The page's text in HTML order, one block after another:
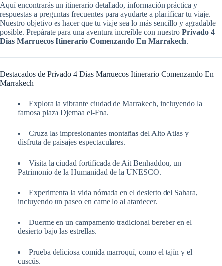
Aquí encontrarás un itinerario detallado, información práctica y
respuestas a preguntas frecuentes para ayudarte a planificar tu viaje.
Nuestro objetivo es hacer que tu viaje sea lo más sencillo y agradable
posible. Prepárate para una aventura increíble con nuestro Privado 4
Dias Marruecos Itinerario Comenzando En Marrakech.
Destacados de Privado 4 Dias Marruecos Itinerario Comenzando En
Marrakech
Explora la vibrante ciudad de Marrakech, incluyendo la
famosa plaza Djemaa el-Fna.
Cruza las impresionantes montañas del Alto Atlas y
disfruta de paisajes espectaculares.
Visita la ciudad fortificada de Ait Benhaddou, un
Patrimonio de la Humanidad de la UNESCO.
Experimenta la vida nómada en el desierto del Sahara,
incluyendo un paseo en camello al atardecer.
Duerme en un campamento tradicional bereber en el
desierto bajo las estrellas.
Prueba deliciosa comida marroquí, como el tajín y el
cuscús.